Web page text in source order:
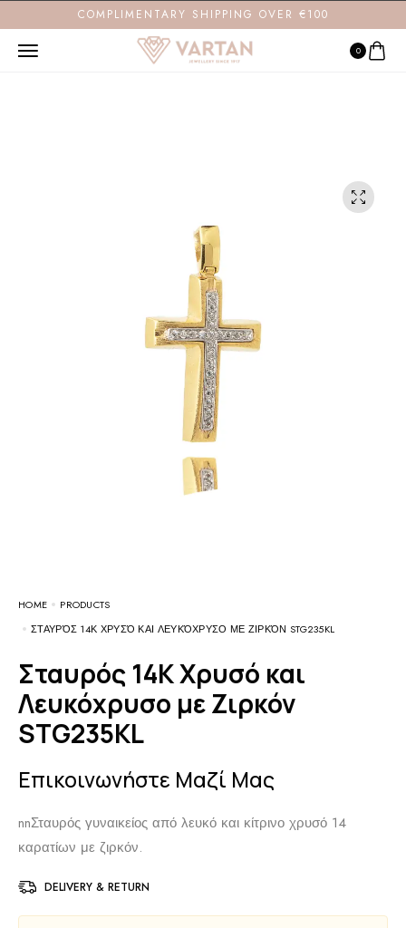
COMPLIMENTARY SHIPPING OVER €100
0
HOME
PRODUCTS
ΣΤΑΥΡΌΣ 14Κ ΧΡΥΣΌ ΚΑΙ ΛΕΥΚΌΧΡΥΣΟ ΜΕ ΖΙΡΚΌΝ STG235KL
Σταυρός 14Κ Χρυσό και
Λευκόχρυσο με Ζιρκόν
STG235KL
Επικοινωνήστε Μαζί Μας
nnΣταυρός γυναικείος από λευκό και κίτρινο χρυσό 14
καρατίων με ζιρκόν.
DELIVERY & RETURN